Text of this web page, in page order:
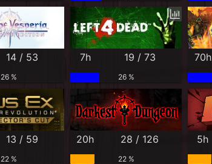
14 / 53
26 %
7h 19 / 73
26 %
70h
13 / 59
22 %
20h 28 / 126
22 %
5h